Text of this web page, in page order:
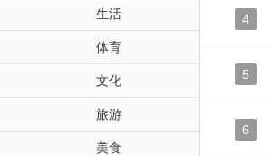
生活
体育
文化
旅游
美食
4
5
6